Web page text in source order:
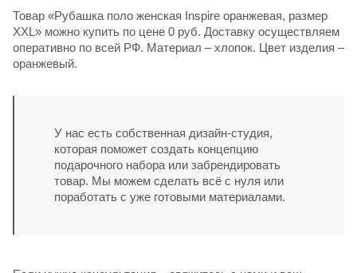
Товар «Рубашка поло женская Inspire оранжевая, размер
XXL» можно купить по цене 0 руб. Доставку осуществляем
оперативно по всей РФ. Материал – хлопок. Цвет изделия –
оранжевый.
У нас есть собственная дизайн-студия,
которая поможет создать концепцию
подарочного набора или забрендировать
товар. Мы можем сделать всё с нуля или
поработать с уже готовыми материалами.